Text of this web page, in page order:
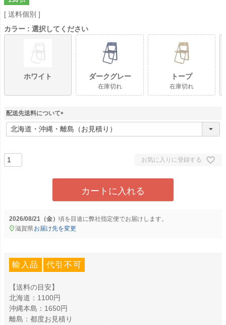
送料個別
カラー
選択してください
ホワイト ダークグレー
在庫切れ
トープ
在庫切れ
配送先送料について
(
必
お気に入りに登録する
カートに入れる
2026/08/21（金） に弊社指定便でお届けします。
滋賀県お届け先を変更
輸入品 代引不可
【送料の目安】
北海道：1100円
沖縄本島：1650円
離島：都度お見積り